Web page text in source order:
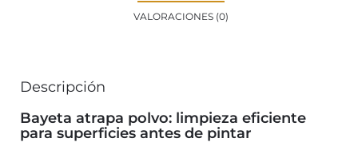
VALORACIONES (0)
Descripción
Bayeta atrapa polvo: limpieza eficiente
para superficies antes de pintar